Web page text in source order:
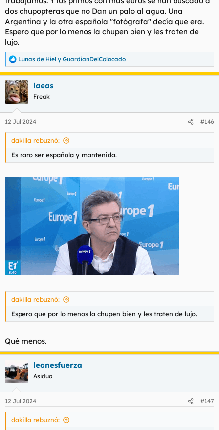
dos chupopteras que no Dan un palo al agua. Una
Argentina y la otra española "fotógrafa" decía que era.
Espero que por lo menos la chupen bien y les traten de
lujo.
R
e
a
c
c
i
e
s
Lunas de Hiel y GuardianDelColacado
laeas
Freak
12 Jul 2024 #146
dakilla rebuznó:
Es raro ser española y mantenida.
dakilla rebuznó:
Espero que por lo menos la chupen bien y les traten de lujo.
Qué menos.
leonesfuerza
Asiduo
12 Jul 2024 #147
dakilla rebuznó: